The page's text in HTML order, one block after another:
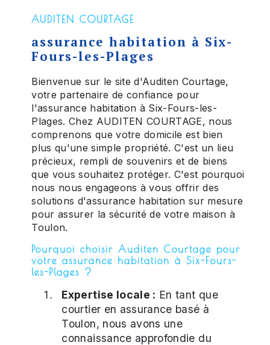
AUDITEN COURTAGE
assurance habitation à Six-
Fours-les-Plages
Bienvenue sur le site d'Auditen Courtage,
votre partenaire de confiance pour
l'assurance habitation à Six-Fours-les-
Plages. Chez AUDITEN COURTAGE, nous
comprenons que votre domicile est bien
plus qu'une simple propriété. C'est un lieu
précieux, rempli de souvenirs et de biens
que vous souhaitez protéger. C'est pourquoi
nous nous engageons à vous offrir des
solutions d'assurance habitation sur mesure
pour assurer la sécurité de votre maison à
Toulon.
Pourquoi choisir Auditen Courtage pour
votre assurance habitation à Six-Fours-
les-Plages ?
Expertise locale : En tant que
courtier en assurance basé à
Toulon, nous avons une
connaissance approfondie du